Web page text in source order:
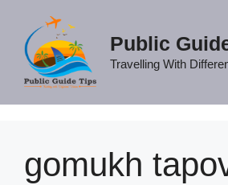
content
Public
Travelling With
gomukh